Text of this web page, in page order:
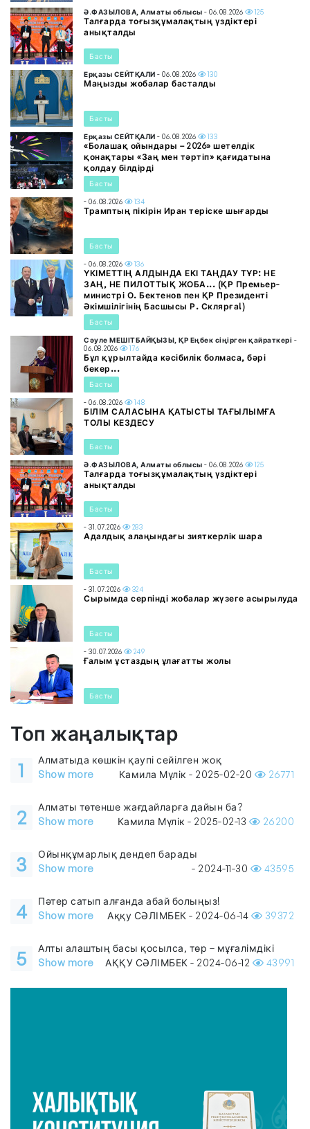
Ә.ФАЗЫЛОВА, Алматы облысы - 06.08.2026 125
Талғарда тоғызқұмалақтың үздіктері
анықталды
Басты
Ерқазы СЕЙТҚАЛИ - 06.08.2026 130
Маңызды жобалар басталды
Басты
Ерқазы СЕЙТҚАЛИ - 06.08.2026 133
«Болашақ ойындары – 2026» шетелдік
қонақтары «Заң мен тәртіп» қағидатына
қолдау білдірді
Басты
- 06.08.2026 134
Трамптың пікірін Иран теріске шығарды
Басты
- 06.08.2026 136
ҮКІМЕТТІҢ АЛДЫНДА ЕКІ ТАҢДАУ ТҰР: НЕ
ЗАҢ, НЕ ПИЛОТТЫҚ ЖОБА... (ҚР Премьер-
министрі О. Бектенов пен ҚР Президенті
Әкімшілігінің Басшысы Р. Склярға!)
Басты
Сәуле МЕШІТБАЙҚЫЗЫ, ҚР Еңбек сіңірген қайраткері -
06.08.2026
176
Бұл құрылтайда кәсібилік болмаса, бәрі
бекер...
Басты
- 06.08.2026 148
БІЛІМ САЛАСЫНА ҚАТЫСТЫ ТАҒЫЛЫМҒА
ТОЛЫ КЕЗДЕСУ
Басты
Ә.ФАЗЫЛОВА, Алматы облысы - 06.08.2026 125
Талғарда тоғызқұмалақтың үздіктері
анықталды
Басты
- 31.07.2026 283
Адалдық алаңындағы зияткерлік шара
Басты
- 31.07.2026 324
Сырымда серпінді жобалар жүзеге асырылуда
Басты
- 30.07.2026 249
Ғалым ұстаздың ұлағатты жолы
Басты
Топ жаңалықтар
1
Алматыда көшкін қаупі сейілген жоқ
Show more
Камила Мүлік - 2025-02-20 26771
2
Алматы төтенше жағдайларға дайын ба?
Show more
Камила Мүлік - 2025-02-13 26200
3
Ойынқұмарлық дендеп барады
Show more
- 2024-11-30 43595
4
Пәтер сатып алғанда абай болыңыз!
Show more
Аққу СӘЛІМБЕК - 2024-06-14 39372
5
Алты алаштың басы қосылса, төр – мұғалімдікі
Show more
АҚҚУ СӘЛІМБЕК - 2024-06-12 43991